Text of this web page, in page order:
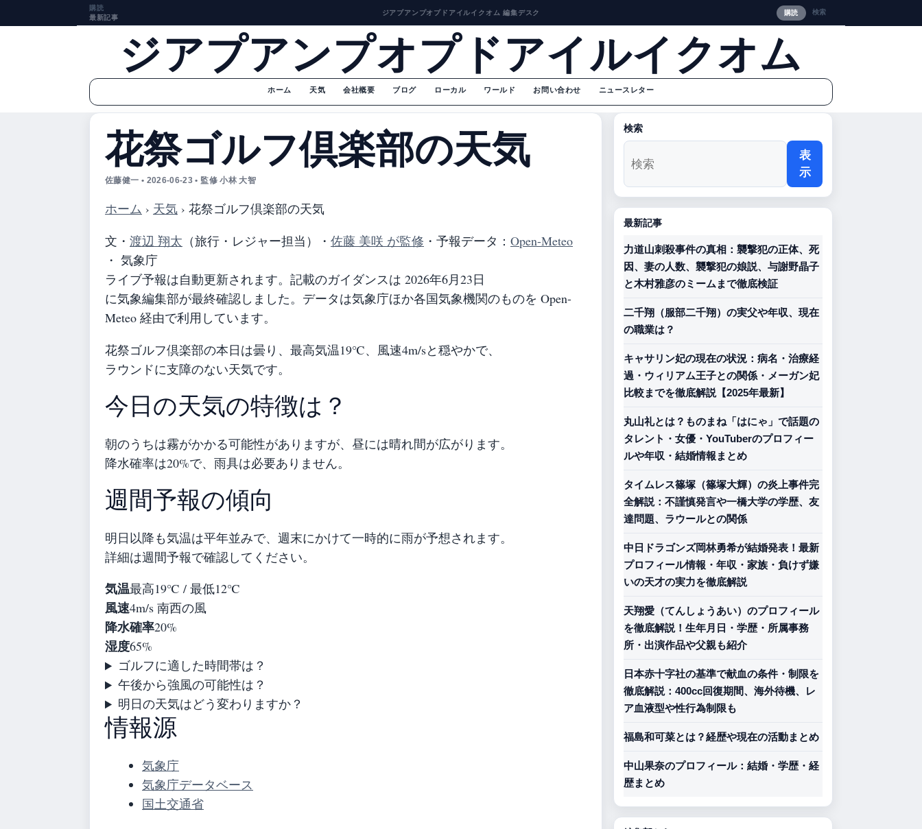
購読
最新記事
ジアプアンプオプドアイルイクオム 編集デスク 購読 検索
ジアプアンプオプドアイルイクオム
ホーム 天気 会社概要 ブログ ローカル ワールド お問い合わせ ニュースレター
花祭ゴルフ倶楽部の天気
佐藤健一 • 2026-06-23 • 監修 小林 大智
ホーム › 天気 › 花祭ゴルフ倶楽部の天気
文・ 渡辺 翔太 （旅行・レジャー担当） ・ 佐藤 美咲 が監修 ・ 予報データ： Open-Meteo
・ 気象庁
ライブ予報は自動更新されます。記載のガイダンスは 2026年6月23日
に気象編集部が最終確認しました。データは気象庁ほか各国気象機関のものを Open-
Meteo 経由で利用しています。
花祭ゴルフ倶楽部の本日は曇り、最高気温19℃、風速4m/sと穏やかで、
ラウンドに支障のない天気です。
今日の天気の特徴は？
朝のうちは霧がかかる可能性がありますが、昼には晴れ間が広がります。
降水確率は20%で、雨具は必要ありません。
週間予報の傾向
明日以降も気温は平年並みで、週末にかけて一時的に雨が予想されます。
詳細は週間予報で確認してください。
気温最高19℃ / 最低12℃
風速4m/s 南西の風
降水確率20%
湿度65%
ゴルフに適した時間帯は？
午後から強風の可能性は？
明日の天気はどう変わりますか？
情報源
気象庁
気象庁データベース
国土交通省
検索
表
示
最新記事
力道山刺殺事件の真相：襲撃犯の正体、死
因、妻の人数、襲撃犯の娘説、与謝野晶子
と木村雅彦のミームまで徹底検証
二千翔（服部二千翔）の実父や年収、現在
の職業は？
キャサリン妃の現在の状況：病名・治療経
過・ウィリアム王子との関係・メーガン妃
比較までを徹底解説【2025年最新】
丸山礼とは？ものまね「はにゃ」で話題の
タレント・女優・YouTuberのプロフィー
ルや年収・結婚情報まとめ
タイムレス篠塚（篠塚大輝）の炎上事件完
全解説：不謹慎発言や一橋大学の学歴、友
達問題、ラウールとの関係
中日ドラゴンズ岡林勇希が結婚発表！最新
プロフィール情報・年収・家族・負けず嫌
いの天才の実力を徹底解説
天翔愛（てんしょうあい）のプロフィール
を徹底解説！生年月日・学歴・所属事務
所・出演作品や父親も紹介
日本赤十字社の基準で献血の条件・制限を
徹底解説：400cc回復期間、海外待機、レ
ア血液型や性行為制限も
福島和可菜とは？経歴や現在の活動まとめ
中山果奈のプロフィール：結婚・学歴・経
歴まとめ